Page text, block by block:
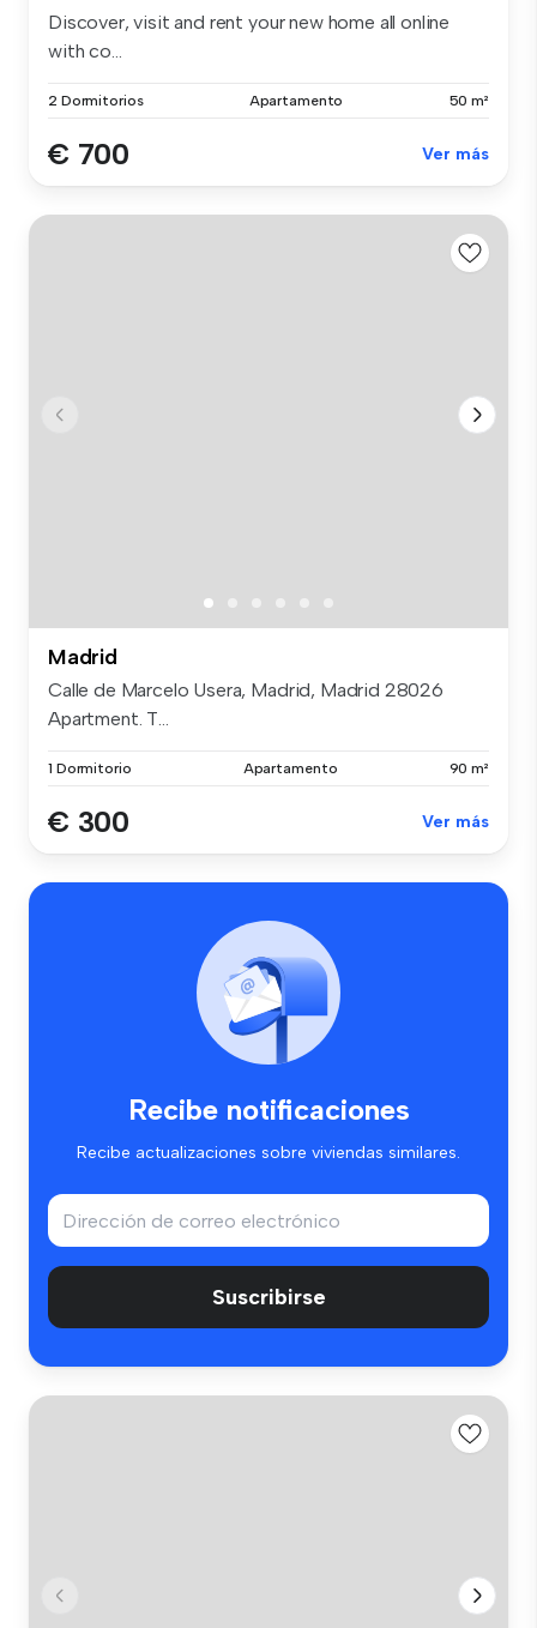
Discover, visit and rent your new home all online
with co...
2 Dormitorios Apartamento 50 m²
€ 700 Ver más
Madrid
Calle de Marcelo Usera, Madrid, Madrid 28026
Apartment. T...
1 Dormitorio Apartamento 90 m²
€ 300 Ver más
Recibe notificaciones
Recibe actualizaciones sobre viviendas similares.
Suscribirse